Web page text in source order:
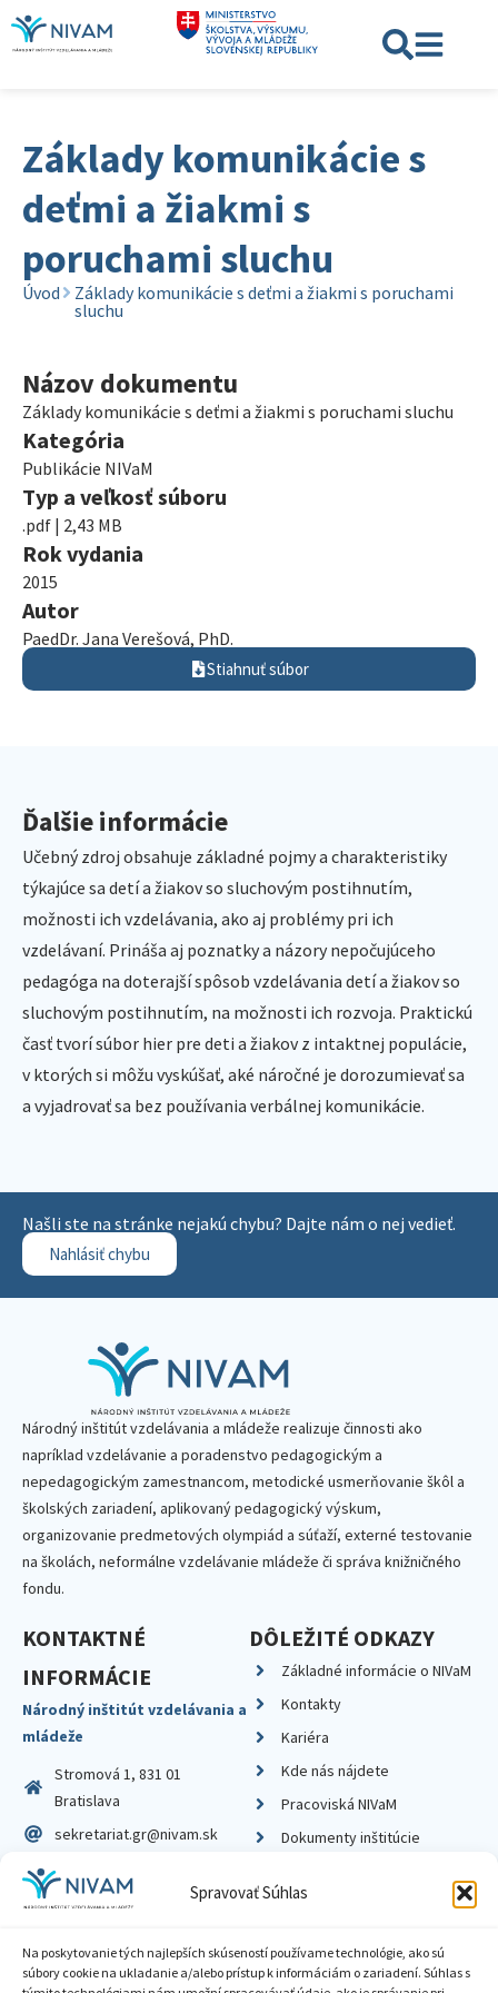
Spravovať Súhlas
Na poskytovanie tých najlepších skúseností používame technológie, ako sú
súbory cookie na ukladanie a/alebo prístup k informáciám o zariadení. Súhlas s
Základy komunikácie s
deťmi a žiakmi s
poruchami sluchu
Úvod
Základy komunikácie s deťmi a žiakmi s poruchami
sluchu
Názov dokumentu
Základy komunikácie s deťmi a žiakmi s poruchami sluchu
Kategória
Publikácie NIVaM
Typ a veľkosť súboru
.pdf | 2,43 MB
Rok vydania
2015
Autor
PaedDr. Jana Verešová, PhD.
Stiahnuť súbor
Ďalšie informácie
Učebný zdroj obsahuje základné pojmy a charakteristiky
týkajúce sa detí a žiakov so sluchovým postihnutím,
možnosti ich vzdelávania, ako aj problémy pri ich
vzdelávaní. Prináša aj poznatky a názory nepočujúceho
pedagóga na doterajší spôsob vzdelávania detí a žiakov so
sluchovým postihnutím, na možnosti ich rozvoja. Praktickú
časť tvorí súbor hier pre deti a žiakov z intaktnej populácie,
v ktorých si môžu vyskúšať, aké náročné je dorozumievať sa
a vyjadrovať sa bez používania verbálnej komunikácie.
Našli ste na stránke nejakú chybu? Dajte nám o nej vedieť.
Nahlásiť chybu
Národný inštitút vzdelávania a mládeže realizuje činnosti ako
napríklad vzdelávanie a poradenstvo pedagogickým a
nepedagogickým zamestnancom, metodické usmerňovanie škôl a
školských zariadení, aplikovaný pedagogický výskum,
organizovanie predmetových olympiád a súťaží, externé testovanie
na školách, neformálne vzdelávanie mládeže či správa knižničného
fondu.
KONTAKTNÉ
INFORMÁCIE
Národný inštitút vzdelávania a
mládeže
Stromová 1, 831 01
Bratislava
sekretariat.gr@nivam.sk
IČO: 00164348
DIČ: 2020798714
DÔLEŽITÉ ODKAZY
Základné informácie o NIVaM
Kontakty
Kariéra
Kde nás nájdete
Pracoviská NIVaM
Dokumenty inštitúcie